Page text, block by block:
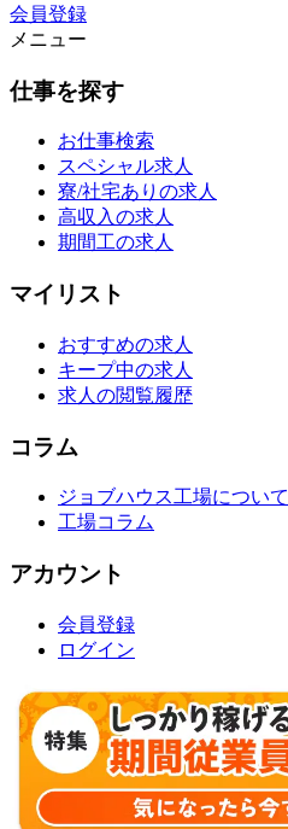
会員登録
メニュー
仕事を探す
お仕事検索
スペシャル求人
寮/社宅ありの求人
高収入の求人
期間工の求人
マイリスト
おすすめの求人
キープ中の求人
求人の閲覧履歴
コラム
ジョブハウス工場について
工場コラム
アカウント
会員登録
ログイン